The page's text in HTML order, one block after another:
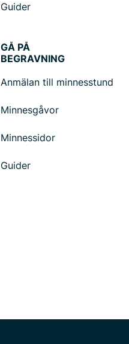
Guider
GÅ PÅ
BEGRAVNING
Anmälan till minnesstund
Minnesgåvor
Minnessidor
Guider